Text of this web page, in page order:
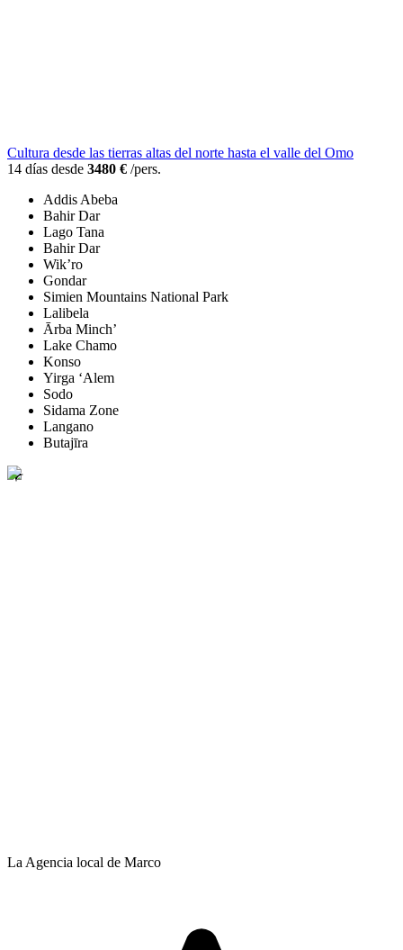
Cultura desde las tierras altas del norte hasta el valle del Omo
14 días desde 3480 € /pers.
Addis Abeba
Bahir Dar
Lago Tana
Bahir Dar
Wik’ro
Gondar
Simien Mountains National Park
Lalibela
Ārba Minch’
Lake Chamo
Konso
Yirga ‘Alem
Sodo
Sidama Zone
Langano
Butajīra
La Agencia local de Marco